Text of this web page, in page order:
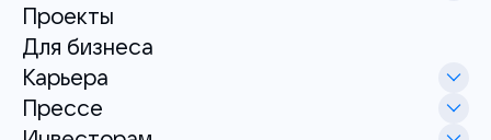
Проекты
Для бизнеса
Карьера
Прессе